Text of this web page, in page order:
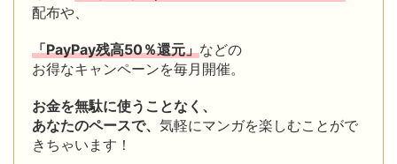
配布や、
「PayPay残高50％還元」などの
お得なキャンペーンを毎月開催。
お金を無駄に使うことなく、
あなたのペースで、 気軽にマンガを楽しむことがで
きちゃいます！